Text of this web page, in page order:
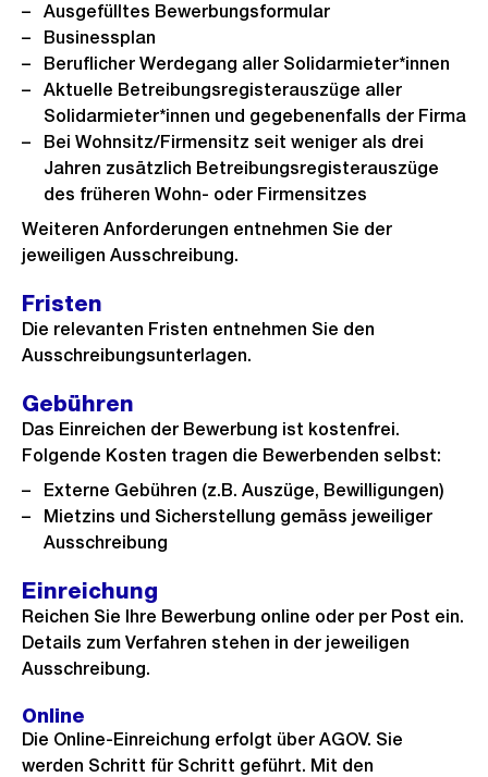
Ausgefülltes Bewerbungsformular
Businessplan
Beruflicher Werdegang aller Solidarmieter*innen
Aktuelle Betreibungsregisterauszüge aller
Solidarmieter*innen und gegebenenfalls der Firma
Bei Wohnsitz/Firmensitz seit weniger als drei
Jahren zusätzlich Betreibungsregisterauszüge
des früheren Wohn- oder Firmensitzes
Weiteren Anforderungen entnehmen Sie der
jeweiligen Ausschreibung.
Fristen
Die relevanten Fristen entnehmen Sie den
Ausschreibungsunterlagen.
Gebühren
Das Einreichen der Bewerbung ist kostenfrei.
Folgende Kosten tragen die Bewerbenden selbst:
Externe Gebühren (z.B. Auszüge, Bewilligungen)
Mietzins und Sicherstellung gemäss jeweiliger
Ausschreibung
Einreichung
Reichen Sie Ihre Bewerbung online oder per Post ein.
Details zum Verfahren stehen in der jeweiligen
Ausschreibung.
Online
Die Online-Einreichung erfolgt über AGOV. Sie
werden Schritt für Schritt geführt. Mit den